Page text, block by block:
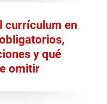
currículum en
y qué
omitir